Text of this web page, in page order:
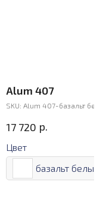
Alum 407
SKU: Alum 407-базальт
17 720 р.
Цвет
базальт белый